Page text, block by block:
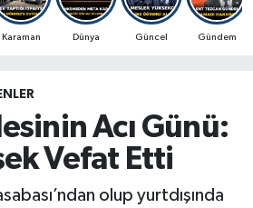
Karaman Dünya Güncel Gündem
Acı Günü:
Vefat Etti
olup yurtdışında